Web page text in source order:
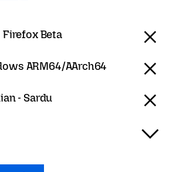
Firefox Beta
ARM64/AArch64
- Sardu